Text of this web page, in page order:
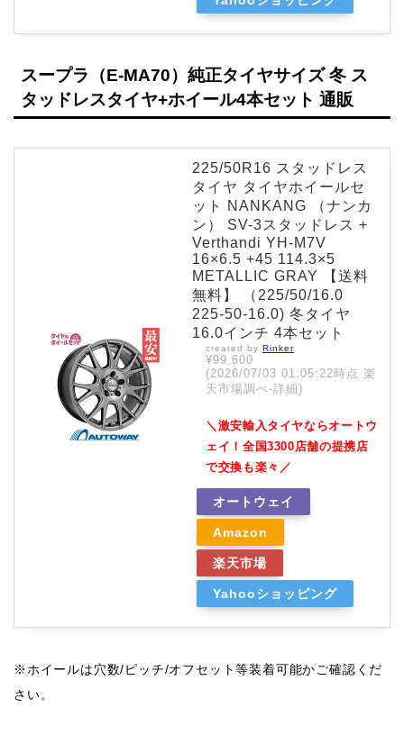
スープラ（E-MA70）純正タイヤサイズ 冬 ス
タッドレスタイヤ+ホイール4本セット 通販
225/50R16 スタッドレス
タイヤ タイヤホイールセ
ット NANKANG （ナンカ
ン） SV-3スタッドレス +
Verthandi YH-M7V
16×6.5 +45 114.3×5
METALLIC GRAY 【送料
無料】 （225/50/16.0
225-50-16.0) 冬タイヤ
16.0インチ 4本セット
created by Rinker
¥99,600
(2026/07/03 01:05:22時点 楽
天市場調べ-詳細)
＼激安輸入タイヤならオートウ
ェイ！全国3300店舗の提携店
で交換も楽々／
オートウェイ
Amazon
楽天市場
Yahooショッピング
※ホイールは穴数/ピッチ/オフセット等装着可能かご確認くだ
さい。